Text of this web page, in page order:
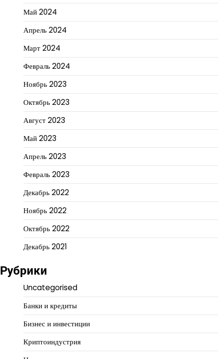
Май 2024
Апрель 2024
Март 2024
Февраль 2024
Ноябрь 2023
Октябрь 2023
Август 2023
Май 2023
Апрель 2023
Февраль 2023
Декабрь 2022
Ноябрь 2022
Октябрь 2022
Декабрь 2021
Рубрики
Uncategorised
Банки и кредиты
Бизнес и инвестиции
Криптоиндустрия